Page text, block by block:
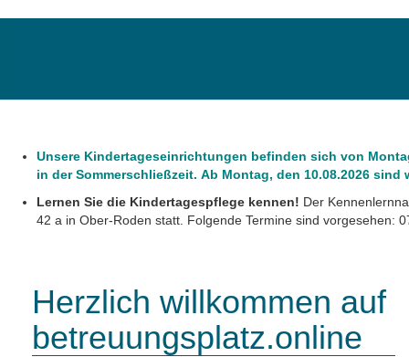
Unsere Kindertageseinrichtungen befinden sich von
in der Sommerschließzeit. Ab Montag, den 10.08.2026 sind
Lernen Sie die Kindertagespflege kennen! Der
42 a in Ober-Roden statt. Folgende Termine sind vorgesehen:
Herzlich willkommen auf
betreuungsplatz.online